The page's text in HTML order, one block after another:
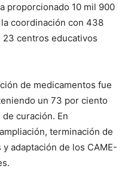
proporcionado 10 mil 900
coordinación con 438
centros educativos
de medicamentos fue
un 73 por ciento
curación. En
terminación de
adaptación de los CAME-